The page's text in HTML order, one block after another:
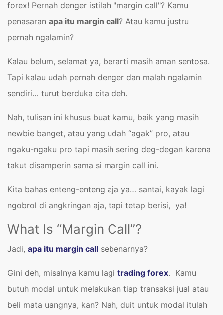
forex! Pernah denger istilah "margin call"? Kamu
penasaran apa itu margin call? Atau kamu justru
pernah ngalamin?
Kalau belum, selamat ya, berarti masih aman sentosa.
Tapi kalau udah pernah denger dan malah ngalamin
sendiri… turut berduka cita deh.
Nah, tulisan ini khusus buat kamu, baik yang masih
newbie banget, atau yang udah “agak” pro, atau
ngaku-ngaku pro tapi masih sering deg-degan karena
takut disamperin sama si margin call ini.
Kita bahas enteng-enteng aja ya… santai, kayak lagi
ngobrol di angkringan aja, tapi tetap berisi, ya!
What Is “Margin Call”?
Jadi, apa itu margin call sebenarnya?
Gini deh, misalnya kamu lagi trading forex. Kamu
butuh modal untuk melakukan tiap transaksi jual atau
beli mata uangnya, kan? Nah, duit untuk modal itulah